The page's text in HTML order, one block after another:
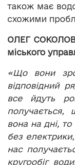
також має
схожими
ОЛЕГ
міського
«Що вони
відповідний
все йдуть
вона на дні,
без
нас
кругообіг